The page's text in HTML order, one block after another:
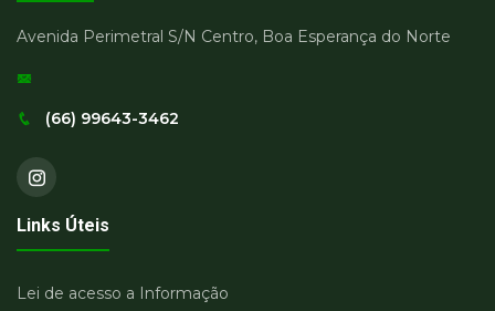
Avenida Perimetral S/N Centro, Boa Esperança do Norte
(66) 99643-3462
Links Úteis
Lei de acesso a Informação